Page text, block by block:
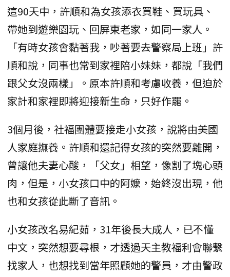
這90天中，許順和為女孩添衣買鞋、買玩具、
帶她到遊樂園玩、回屏東老家，如同一家人。
「有時女孩會黏著我，吵著要去警察局上班」許
順和說，同事也常到家裡陪小妹妹，都說「我們
跟父女沒兩樣」。原本許順和考慮收養，但迫於
家計和家裡即將迎接新生命，只好作罷。
3個月後，社福團體要接走小女孩，說將由美國
人家庭撫養。許順和還記得女孩的突然要離開，
曾讓他夫妻心酸，「父女」相望，像割了塊心頭
肉，但是，小女孩口中的阿嬤，始終沒出現，他
也和女孩從此斷了音訊。
小女孩改名易紀茹，31年後長大成人，已不懂
中文，突然想要尋根，才透過天主教福利會聯繫
找家人，也想找到當年照顧她的警員，才由警政